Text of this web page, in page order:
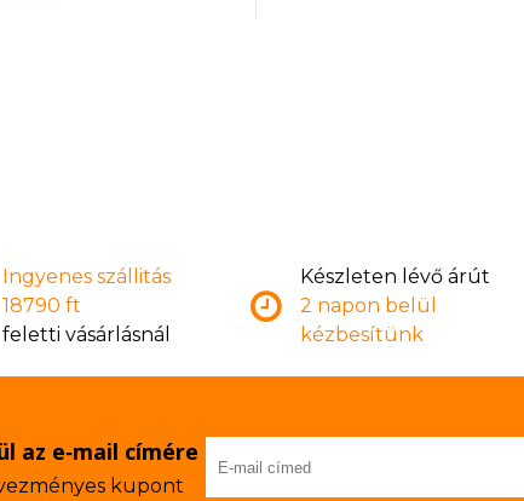
Ingyenes szállitás
18790 ft
feletti vásárlásnál
Készleten lévő árút
2 napon belül
kézbesítünk
az e‑mail címére
kupont